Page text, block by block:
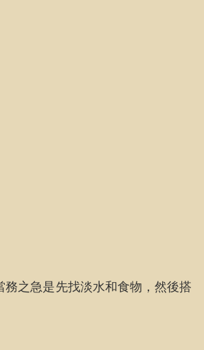
之急是先找淡水和食物，然後搭